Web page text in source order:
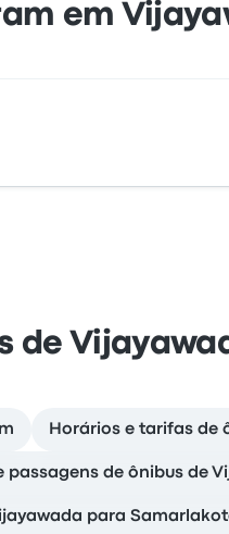
em
de
Horários e tarifas de
passagens de ônibus de
para